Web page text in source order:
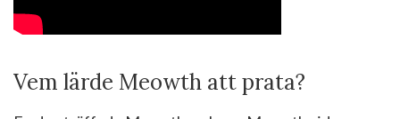
Vem lärde Meowth att prata?